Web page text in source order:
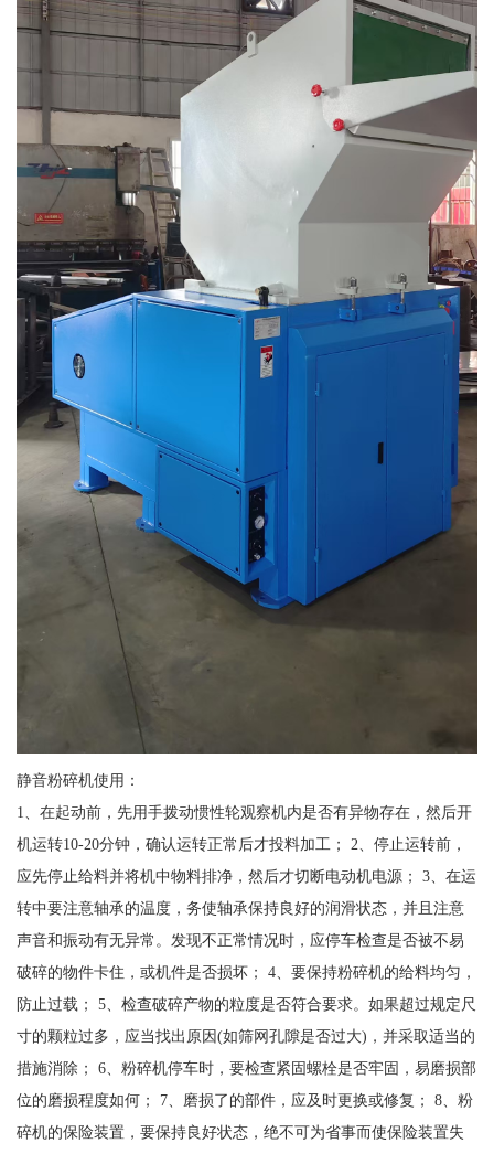
静音粉碎机使用：
1、在起动前，先用手拨动惯性轮观察机内是否有异物存在，然后开
机运转10-20分钟，确认运转正常后才投料加工； 2、停止运转前，
应先停止给料并将机中物料排净，然后才切断电动机电源； 3、在运
转中要注意轴承的温度，务使轴承保持良好的润滑状态，并且注意
声音和振动有无异常。发现不正常情况时，应停车检查是否被不易
破碎的物件卡住，或机件是否损坏； 4、要保持粉碎机的给料均匀，
防止过载； 5、检查破碎产物的粒度是否符合要求。如果超过规定尺
寸的颗粒过多，应当找出原因(如筛网孔隙是否过大)，并采取适当的
措施消除； 6、粉碎机停车时，要检查紧固螺栓是否牢固，易磨损部
位的磨损程度如何； 7、磨损了的部件，应及时更换或修复； 8、粉
碎机的保险装置，要保持良好状态，绝不可为省事而使保险装置失